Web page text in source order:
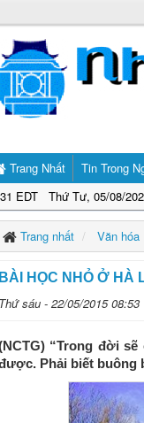
Trang Nhất
EDT Thứ Tư, 05/08/
Tin Trong
Trang nhất Văn hóa
BÀI HỌC NHỎ Ở HÀ
Thứ sáu - 22/05/2015 08:53
“Trong đời
Phải biết buông